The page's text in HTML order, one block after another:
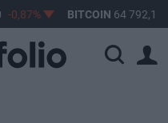
-0,87% BITCOIN 64 792,15